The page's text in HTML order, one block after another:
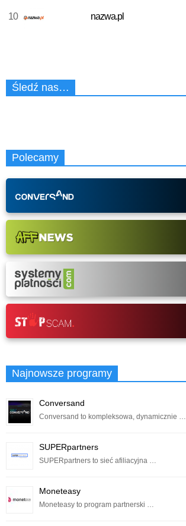
10 nazwa.pl
Śledź nas…
Polecamy
Najnowsze programy
Conversand
Conversand to kompleksowa, dynamicznie …
SUPERpartners
SUPERpartners to sieć afiliacyjna …
Moneteasy
Moneteasy to program partnerski …